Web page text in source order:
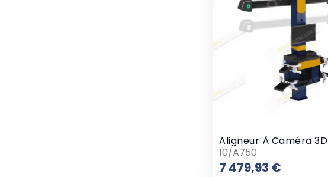
Aligneur À Caméra 3D
10/A750
7 479,93 €